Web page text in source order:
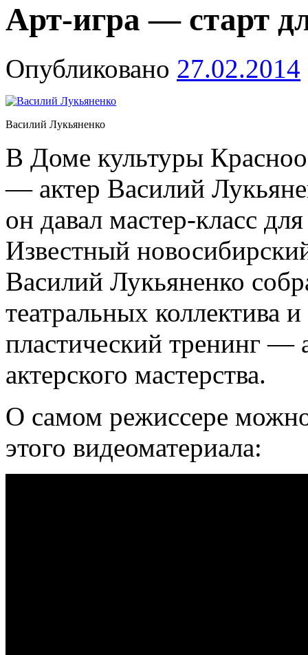
Арт-игра — старт
Опубликовано 27.02.2014
Василий Лукьяненко
В Доме культуры
— актер Василий
он давал мастер-класс
Известный
Василий Лукьяненко
театральных коллектива
пластический тренинг —
актерского мастерства.
О самом режиссере
этого видеоматериала: